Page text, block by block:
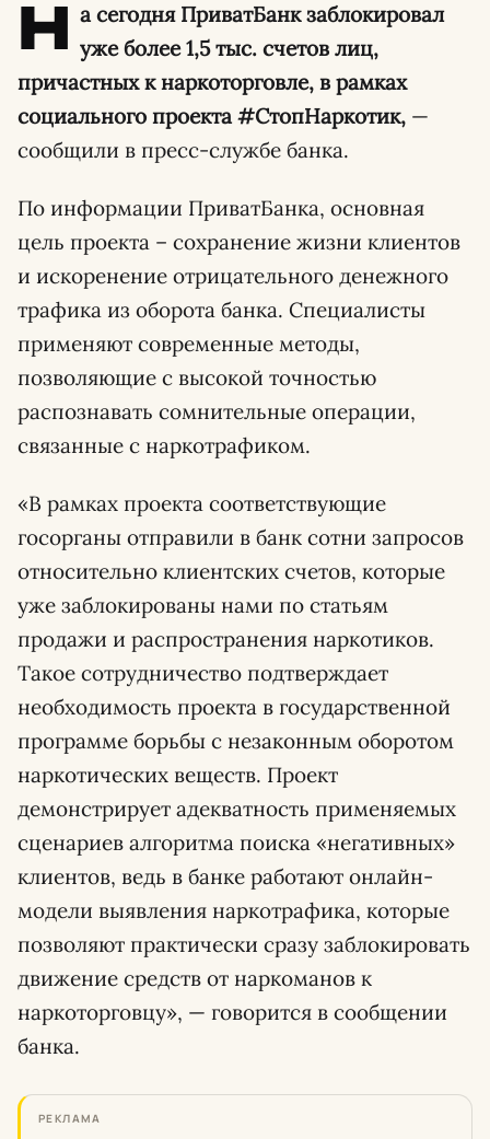
Н а сегодня ПриватБанк заблокировал
уже более 1,5 тыс. счетов лиц,
причастных к наркоторговле, в рамках
социального проекта #СтопНаркотик, —
сообщили в пресс-службе банка.
По информации ПриватБанка, основная
цель проекта – сохранение жизни клиентов
и искоренение отрицательного денежного
трафика из оборота банка. Специалисты
применяют современные методы,
позволяющие с высокой точностью
распознавать сомнительные операции,
связанные с наркотрафиком.
«В рамках проекта соответствующие
госорганы отправили в банк сотни запросов
относительно клиентских счетов, которые
уже заблокированы нами по статьям
продажи и распространения наркотиков.
Такое сотрудничество подтверждает
необходимость проекта в государственной
программе борьбы с незаконным оборотом
наркотических веществ. Проект
демонстрирует адекватность применяемых
сценариев алгоритма поиска «негативных»
клиентов, ведь в банке работают онлайн-
модели выявления наркотрафика, которые
позволяют практически сразу заблокировать
движение средств от наркоманов к
наркоторговцу», — говорится в сообщении
банка.
РЕКЛАМА